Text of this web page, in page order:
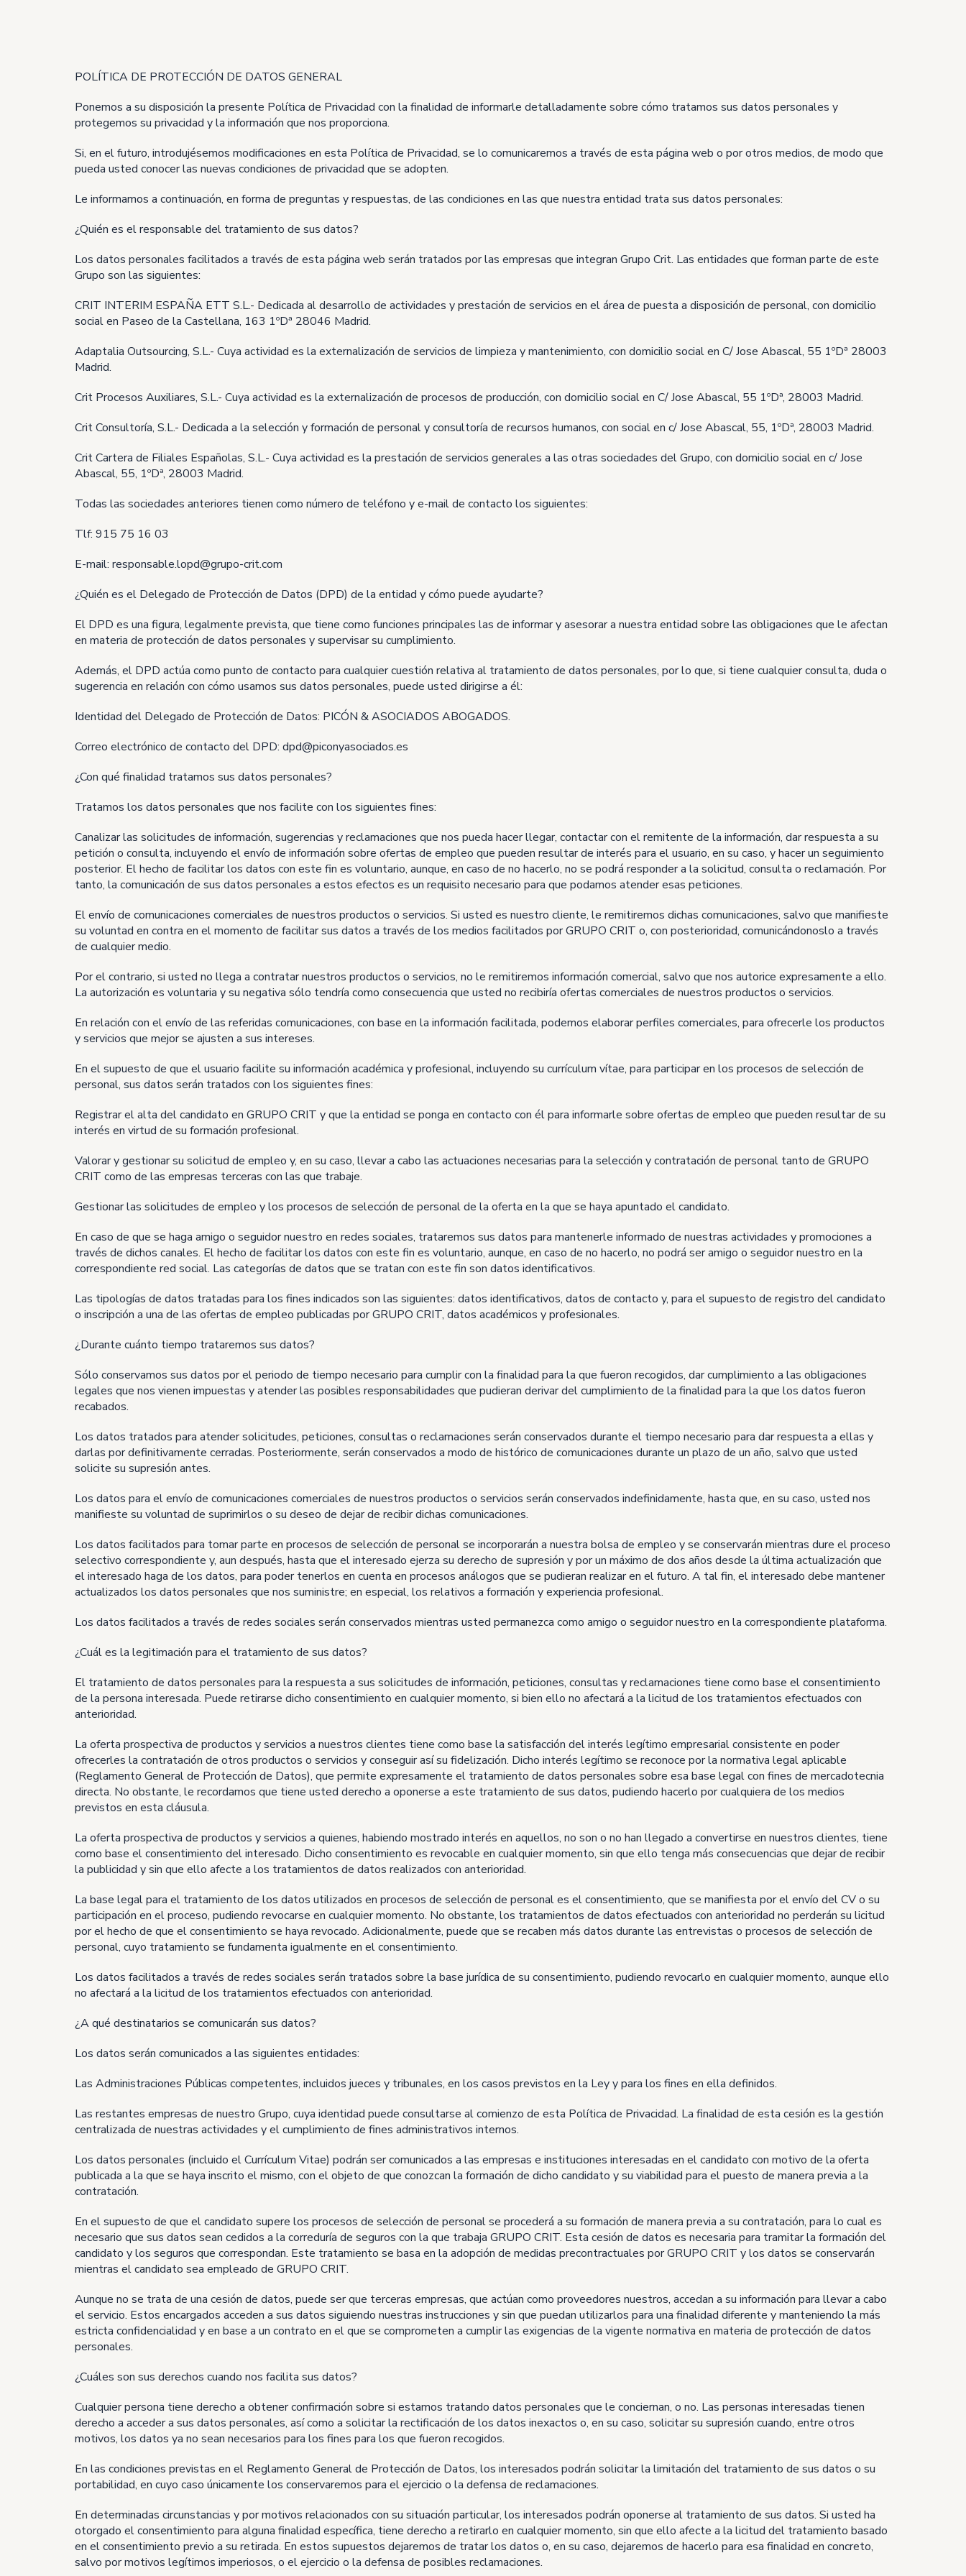
POLÍTICA DE PROTECCIÓN DE DATOS GENERAL
Ponemos a su disposición la presente Política de Privacidad con la finalidad de informarle detalladamente sobre cómo tratamos sus datos personales y
protegemos su privacidad y la información que nos proporciona.
Si, en el futuro, introdujésemos modificaciones en esta Política de Privacidad, se lo comunicaremos a través de esta página web o por otros medios, de modo que
pueda usted conocer las nuevas condiciones de privacidad que se adopten.
Le informamos a continuación, en forma de preguntas y respuestas, de las condiciones en las que nuestra entidad trata sus datos personales:
¿Quién es el responsable del tratamiento de sus datos?
Los datos personales facilitados a través de esta página web serán tratados por las empresas que integran Grupo Crit. Las entidades que forman parte de este
Grupo son las siguientes:
CRIT INTERIM ESPAÑA ETT S.L.- Dedicada al desarrollo de actividades y prestación de servicios en el área de puesta a disposición de personal, con domicilio
social en Paseo de la Castellana, 163 1ºDª 28046 Madrid.
Adaptalia Outsourcing, S.L.- Cuya actividad es la externalización de servicios de limpieza y mantenimiento, con domicilio social en C/ Jose Abascal, 55 1ºDª 28003
Madrid.
Crit Procesos Auxiliares, S.L.- Cuya actividad es la externalización de procesos de producción, con domicilio social en C/ Jose Abascal, 55 1ºDª, 28003 Madrid.
Crit Consultoría, S.L.- Dedicada a la selección y formación de personal y consultoría de recursos humanos, con social en c/ Jose Abascal, 55, 1ºDª, 28003 Madrid.
Crit Cartera de Filiales Españolas, S.L.- Cuya actividad es la prestación de servicios generales a las otras sociedades del Grupo, con domicilio social en c/ Jose
Abascal, 55, 1ºDª, 28003 Madrid.
Todas las sociedades anteriores tienen como número de teléfono y e-mail de contacto los siguientes:
Tlf: 915 75 16 03
E-mail: responsable.lopd@grupo-crit.com
¿Quién es el Delegado de Protección de Datos (DPD) de la entidad y cómo puede ayudarte?
El DPD es una figura, legalmente prevista, que tiene como funciones principales las de informar y asesorar a nuestra entidad sobre las obligaciones que le afectan
en materia de protección de datos personales y supervisar su cumplimiento.
Además, el DPD actúa como punto de contacto para cualquier cuestión relativa al tratamiento de datos personales, por lo que, si tiene cualquier consulta, duda o
sugerencia en relación con cómo usamos sus datos personales, puede usted dirigirse a él:
Identidad del Delegado de Protección de Datos: PICÓN & ASOCIADOS ABOGADOS.
Correo electrónico de contacto del DPD: dpd@piconyasociados.es
¿Con qué finalidad tratamos sus datos personales?
Tratamos los datos personales que nos facilite con los siguientes fines:
Canalizar las solicitudes de información, sugerencias y reclamaciones que nos pueda hacer llegar, contactar con el remitente de la información, dar respuesta a su
petición o consulta, incluyendo el envío de información sobre ofertas de empleo que pueden resultar de interés para el usuario, en su caso, y hacer un seguimiento
posterior. El hecho de facilitar los datos con este fin es voluntario, aunque, en caso de no hacerlo, no se podrá responder a la solicitud, consulta o reclamación. Por
tanto, la comunicación de sus datos personales a estos efectos es un requisito necesario para que podamos atender esas peticiones.
El envío de comunicaciones comerciales de nuestros productos o servicios. Si usted es nuestro cliente, le remitiremos dichas comunicaciones, salvo que manifieste
su voluntad en contra en el momento de facilitar sus datos a través de los medios facilitados por GRUPO CRIT o, con posterioridad, comunicándonoslo a través
de cualquier medio.
Por el contrario, si usted no llega a contratar nuestros productos o servicios, no le remitiremos información comercial, salvo que nos autorice expresamente a ello.
La autorización es voluntaria y su negativa sólo tendría como consecuencia que usted no recibiría ofertas comerciales de nuestros productos o servicios.
En relación con el envío de las referidas comunicaciones, con base en la información facilitada, podemos elaborar perfiles comerciales, para ofrecerle los productos
y servicios que mejor se ajusten a sus intereses.
En el supuesto de que el usuario facilite su información académica y profesional, incluyendo su currículum vítae, para participar en los procesos de selección de
personal, sus datos serán tratados con los siguientes fines:
Registrar el alta del candidato en GRUPO CRIT y que la entidad se ponga en contacto con él para informarle sobre ofertas de empleo que pueden resultar de su
interés en virtud de su formación profesional.
Valorar y gestionar su solicitud de empleo y, en su caso, llevar a cabo las actuaciones necesarias para la selección y contratación de personal tanto de GRUPO
CRIT como de las empresas terceras con las que trabaje.
Gestionar las solicitudes de empleo y los procesos de selección de personal de la oferta en la que se haya apuntado el candidato.
En caso de que se haga amigo o seguidor nuestro en redes sociales, trataremos sus datos para mantenerle informado de nuestras actividades y promociones a
través de dichos canales. El hecho de facilitar los datos con este fin es voluntario, aunque, en caso de no hacerlo, no podrá ser amigo o seguidor nuestro en la
correspondiente red social. Las categorías de datos que se tratan con este fin son datos identificativos.
Las tipologías de datos tratadas para los fines indicados son las siguientes: datos identificativos, datos de contacto y, para el supuesto de registro del candidato
o inscripción a una de las ofertas de empleo publicadas por GRUPO CRIT, datos académicos y profesionales.
¿Durante cuánto tiempo trataremos sus datos?
Sólo conservamos sus datos por el periodo de tiempo necesario para cumplir con la finalidad para la que fueron recogidos, dar cumplimiento a las obligaciones
legales que nos vienen impuestas y atender las posibles responsabilidades que pudieran derivar del cumplimiento de la finalidad para la que los datos fueron
recabados.
Los datos tratados para atender solicitudes, peticiones, consultas o reclamaciones serán conservados durante el tiempo necesario para dar respuesta a ellas y
darlas por definitivamente cerradas. Posteriormente, serán conservados a modo de histórico de comunicaciones durante un plazo de un año, salvo que usted
solicite su supresión antes.
Los datos para el envío de comunicaciones comerciales de nuestros productos o servicios serán conservados indefinidamente, hasta que, en su caso, usted nos
manifieste su voluntad de suprimirlos o su deseo de dejar de recibir dichas comunicaciones.
Los datos facilitados para tomar parte en procesos de selección de personal se incorporarán a nuestra bolsa de empleo y se conservarán mientras dure el proceso
selectivo correspondiente y, aun después, hasta que el interesado ejerza su derecho de supresión y por un máximo de dos años desde la última actualización que
el interesado haga de los datos, para poder tenerlos en cuenta en procesos análogos que se pudieran realizar en el futuro. A tal fin, el interesado debe mantener
actualizados los datos personales que nos suministre; en especial, los relativos a formación y experiencia profesional.
Los datos facilitados a través de redes sociales serán conservados mientras usted permanezca como amigo o seguidor nuestro en la correspondiente plataforma.
¿Cuál es la legitimación para el tratamiento de sus datos?
El tratamiento de datos personales para la respuesta a sus solicitudes de información, peticiones, consultas y reclamaciones tiene como base el consentimiento
de la persona interesada. Puede retirarse dicho consentimiento en cualquier momento, si bien ello no afectará a la licitud de los tratamientos efectuados con
anterioridad.
La oferta prospectiva de productos y servicios a nuestros clientes tiene como base la satisfacción del interés legítimo empresarial consistente en poder
ofrecerles la contratación de otros productos o servicios y conseguir así su fidelización. Dicho interés legítimo se reconoce por la normativa legal aplicable
(Reglamento General de Protección de Datos), que permite expresamente el tratamiento de datos personales sobre esa base legal con fines de mercadotecnia
directa. No obstante, le recordamos que tiene usted derecho a oponerse a este tratamiento de sus datos, pudiendo hacerlo por cualquiera de los medios
previstos en esta cláusula.
La oferta prospectiva de productos y servicios a quienes, habiendo mostrado interés en aquellos, no son o no han llegado a convertirse en nuestros clientes, tiene
como base el consentimiento del interesado. Dicho consentimiento es revocable en cualquier momento, sin que ello tenga más consecuencias que dejar de recibir
la publicidad y sin que ello afecte a los tratamientos de datos realizados con anterioridad.
La base legal para el tratamiento de los datos utilizados en procesos de selección de personal es el consentimiento, que se manifiesta por el envío del CV o su
participación en el proceso, pudiendo revocarse en cualquier momento. No obstante, los tratamientos de datos efectuados con anterioridad no perderán su licitud
por el hecho de que el consentimiento se haya revocado. Adicionalmente, puede que se recaben más datos durante las entrevistas o procesos de selección de
personal, cuyo tratamiento se fundamenta igualmente en el consentimiento.
Los datos facilitados a través de redes sociales serán tratados sobre la base jurídica de su consentimiento, pudiendo revocarlo en cualquier momento, aunque ello
no afectará a la licitud de los tratamientos efectuados con anterioridad.
¿A qué destinatarios se comunicarán sus datos?
Los datos serán comunicados a las siguientes entidades:
Las Administraciones Públicas competentes, incluidos jueces y tribunales, en los casos previstos en la Ley y para los fines en ella definidos.
Las restantes empresas de nuestro Grupo, cuya identidad puede consultarse al comienzo de esta Política de Privacidad. La finalidad de esta cesión es la gestión
centralizada de nuestras actividades y el cumplimiento de fines administrativos internos.
Los datos personales (incluido el Currículum Vitae) podrán ser comunicados a las empresas e instituciones interesadas en el candidato con motivo de la oferta
publicada a la que se haya inscrito el mismo, con el objeto de que conozcan la formación de dicho candidato y su viabilidad para el puesto de manera previa a la
contratación.
En el supuesto de que el candidato supere los procesos de selección de personal se procederá a su formación de manera previa a su contratación, para lo cual es
necesario que sus datos sean cedidos a la correduría de seguros con la que trabaja GRUPO CRIT. Esta cesión de datos es necesaria para tramitar la formación del
candidato y los seguros que correspondan. Este tratamiento se basa en la adopción de medidas precontractuales por GRUPO CRIT y los datos se conservarán
mientras el candidato sea empleado de GRUPO CRIT.
Aunque no se trata de una cesión de datos, puede ser que terceras empresas, que actúan como proveedores nuestros, accedan a su información para llevar a cabo
el servicio. Estos encargados acceden a sus datos siguiendo nuestras instrucciones y sin que puedan utilizarlos para una finalidad diferente y manteniendo la más
estricta confidencialidad y en base a un contrato en el que se comprometen a cumplir las exigencias de la vigente normativa en materia de protección de datos
personales.
¿Cuáles son sus derechos cuando nos facilita sus datos?
Cualquier persona tiene derecho a obtener confirmación sobre si estamos tratando datos personales que le conciernan, o no. Las personas interesadas tienen
derecho a acceder a sus datos personales, así como a solicitar la rectificación de los datos inexactos o, en su caso, solicitar su supresión cuando, entre otros
motivos, los datos ya no sean necesarios para los fines para los que fueron recogidos.
En las condiciones previstas en el Reglamento General de Protección de Datos, los interesados podrán solicitar la limitación del tratamiento de sus datos o su
portabilidad, en cuyo caso únicamente los conservaremos para el ejercicio o la defensa de reclamaciones.
En determinadas circunstancias y por motivos relacionados con su situación particular, los interesados podrán oponerse al tratamiento de sus datos. Si usted ha
otorgado el consentimiento para alguna finalidad específica, tiene derecho a retirarlo en cualquier momento, sin que ello afecte a la licitud del tratamiento basado
en el consentimiento previo a su retirada. En estos supuestos dejaremos de tratar los datos o, en su caso, dejaremos de hacerlo para esa finalidad en concreto,
salvo por motivos legítimos imperiosos, o el ejercicio o la defensa de posibles reclamaciones.